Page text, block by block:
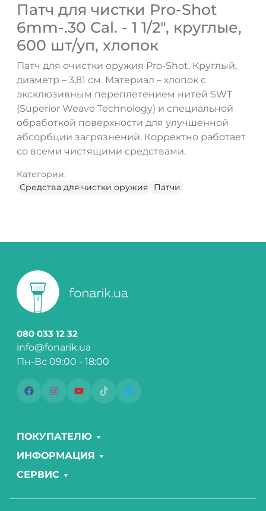
Патч для чистки Pro-Shot
6mm-.30 Cal. - 1 1/2", круглые,
600 шт/уп, хлопок
Патч для очистки оружия Pro-Shot. Круглый,
диаметр – 3,81 см. Материал – хлопок с
эксклюзивным переплетением нитей SWT
(Superior Weave Technology) и специальной
обработкой поверхности для улучшенной
абсорбции загрязнений. Корректно работает
со всеми чистящими средствами.
Категории:
Средства для чистки оружия
Патчи
080 033 12 32
info@fonarik.ua
Пн-Вс 09:00 - 18:00
ПОКУПАТЕЛЮ
ИНФОРМАЦИЯ
СЕРВИС